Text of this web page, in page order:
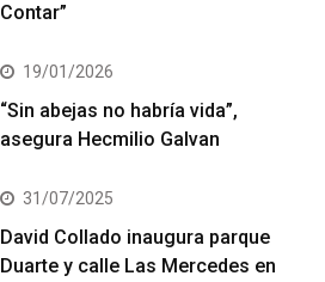
Contar”
19/01/2026
“Sin abejas no habría vida”,
asegura Hecmilio Galvan
31/07/2025
David Collado inaugura parque
Duarte y calle Las Mercedes en